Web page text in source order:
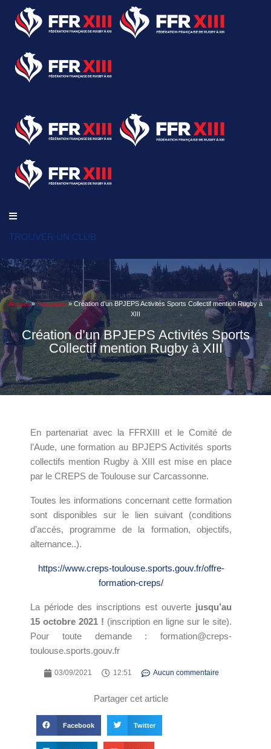
TROUVER UN CLUB
Accueil»Formation » Création d’un BPJEPS Activités Sports Collectif mention Rugby à
XIII
Création d’un BPJEPS Activités Sports
Collectif mention Rugby à XIII
En partenariat avec la FFRXIII et le Comité de
l’Aude, une formation au BPJEPS Activités sports
collectifs mention Rugby à XIII est mise en place
par le CREPS de Toulouse sur Carcassonne.
Toutes les informations concernant cette formation
sont disponibles sur le lien suivant (conditions
d’accès, programme de la formation, objectifs,
alternance..).
https://www.creps-toulouse.sports.gouv.fr/offre-
formation-creps/
La période des inscriptions est ouverte jusqu’au
15 octobre 2021 ! (inscription en ligne sur le site).
Pour toute demande : formation@creps-
toulouse.sports.gouv.fr
03/09/2021 12:51 Aucun commentaire
Partager cet article
Facebook Twitter